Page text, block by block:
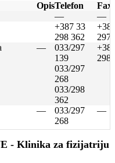
OpisTelefon
Fax
—
—
+387 33
298 362
297
—
033/297
139
033/297
268
033/298
362
298
—
033/297
268
—
- Klinika za fizijatriju